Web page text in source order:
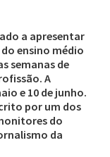
a apresentar
ensino médio
semanas de
A
e 10 de junho.
por um dos
do
da